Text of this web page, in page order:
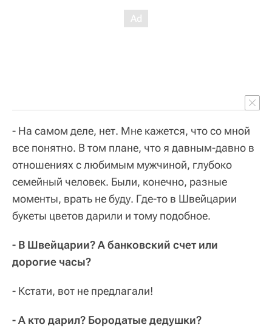
- На самом деле, нет. Мне кажется, что со мной
все понятно. В том плане, что я давным-давно в
отношениях с любимым мужчиной, глубоко
семейный человек. Были, конечно, разные
моменты, врать не буду. Где-то в Швейцарии
букеты цветов дарили и тому подобное.
- В Швейцарии? А банковский счет или
дорогие часы?
- Кстати, вот не предлагали!
- А кто дарил? Бородатые дедушки?